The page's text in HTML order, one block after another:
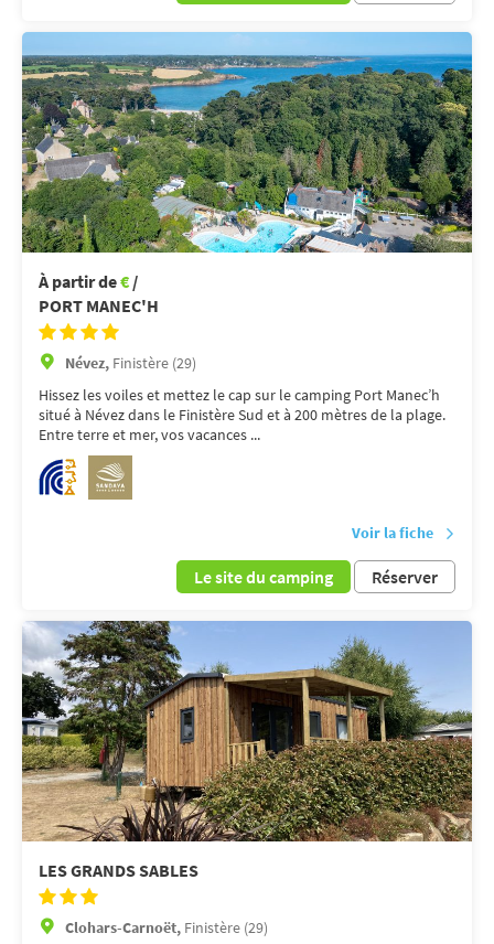
À partir de€ /
PORT MANEC'H
Névez, Finistère (29)
Hissez les voiles et mettez le cap sur le camping Port Manec’h
situé à Névez dans le Finistère Sud et à 200 mètres de la plage.
Entre terre et mer, vos vacances ...
Voir la fiche
Le site du camping Réserver
LES GRANDS SABLES
Clohars-Carnoët, Finistère (29)